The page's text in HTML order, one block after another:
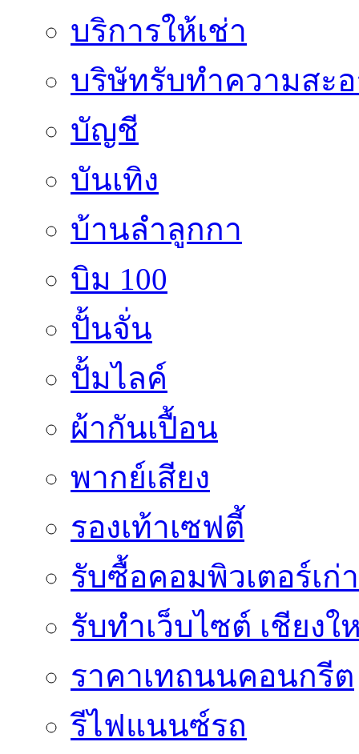
บริการให้เช่า
บริษัทรับทำความสะ
บัญชี
บันเทิง
บ้านลำลูกกา
บิม 100
ปั้นจั่น
ปั้มไลค์
ผ้ากันเปื้อน
พากย์เสียง
รองเท้าเซฟตี้
รับซื้อคอมพิวเตอร์เก่า
รับทำเว็บไซต์ เชียงใ
ราคาเทถนนคอนกรีต
รีไฟแนนซ์รถ